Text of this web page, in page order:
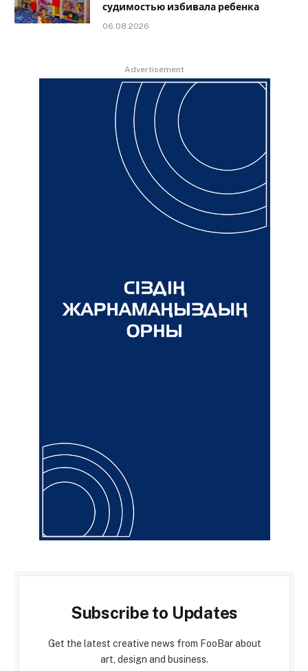
судимостью избивала ребенка
06.08.2026
Advertisement
Subscribe to Updates
Get the latest creative news from FooBar about
art, design and business.